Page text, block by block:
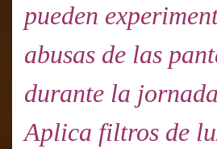
pueden
abusas de las
durante la
Aplica filtros de